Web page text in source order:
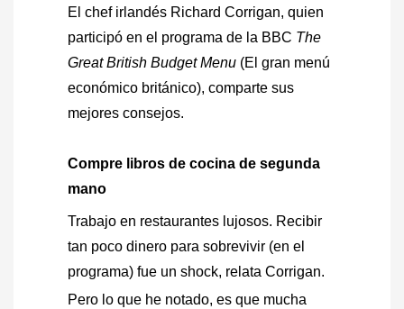
El chef irlandés Richard Corrigan, quien
participó en el programa de la BBC The
Great British Budget Menu (El gran menú
económico británico), comparte sus
mejores consejos.
Compre libros de cocina de segunda
mano
Trabajo en restaurantes lujosos. Recibir
tan poco dinero para sobrevivir (en el
programa) fue un shock, relata Corrigan.
Pero lo que he notado, es que mucha